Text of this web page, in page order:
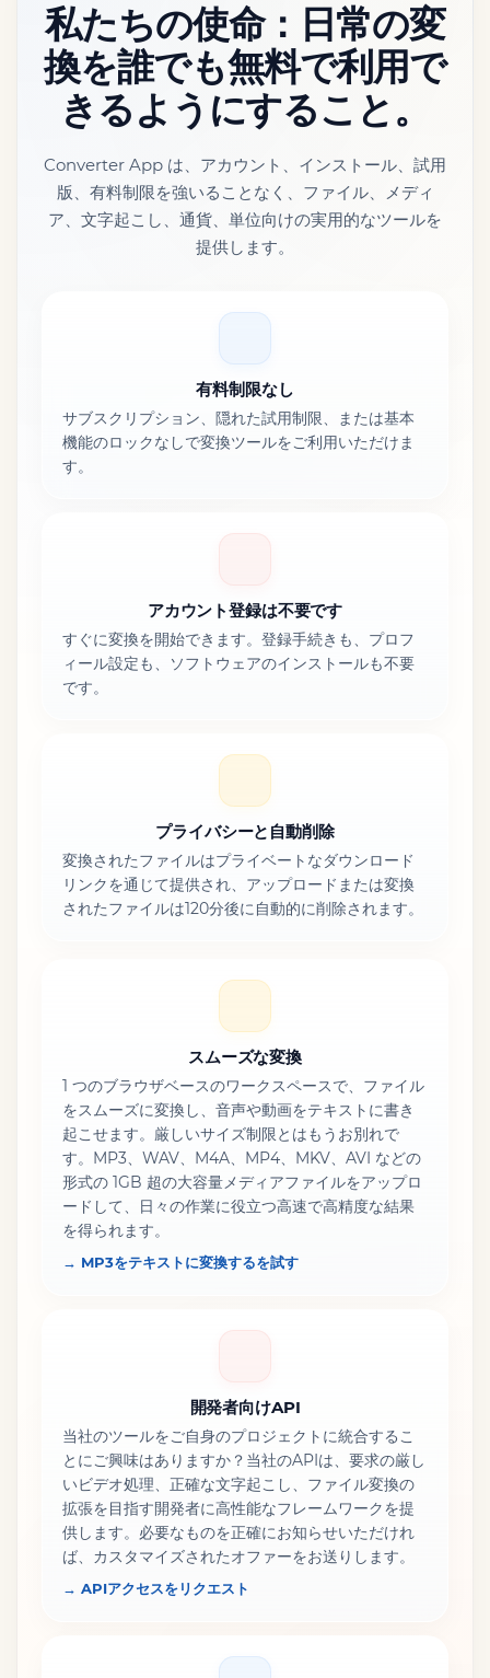
私たちの使命：日常の変
換を誰でも無料で利用で
きるようにすること。
Converter App は、アカウント、インストール、試用
版、有料制限を強いることなく、ファイル、メディ
ア、文字起こし、通貨、単位向けの実用的なツールを
提供します。
有料制限なし
サブスクリプション、隠れた試用制限、または基本
機能のロックなしで変換ツールをご利用いただけま
す。
アカウント登録は不要です
すぐに変換を開始できます。登録手続きも、プロフ
ィール設定も、ソフトウェアのインストールも不要
です。
プライバシーと自動削除
変換されたファイルはプライベートなダウンロード
リンクを通じて提供され、アップロードまたは変換
されたファイルは120分後に自動的に削除されます。
スムーズな変換
1 つのブラウザベースのワークスペースで、ファイル
をスムーズに変換し、音声や動画をテキストに書き
起こせます。厳しいサイズ制限とはもうお別れで
す。MP3、WAV、M4A、MP4、MKV、AVI などの
形式の 1GB 超の大容量メディアファイルをアップロ
ードして、日々の作業に役立つ高速で高精度な結果
を得られます。
→ MP3をテキストに変換するを試す
開発者向けAPI
当社のツールをご自身のプロジェクトに統合するこ
とにご興味はありますか？当社のAPIは、要求の厳し
いビデオ処理、正確な文字起こし、ファイル変換の
拡張を目指す開発者に高性能なフレームワークを提
供します。必要なものを正確にお知らせいただけれ
ば、カスタマイズされたオファーをお送りします。
→ APIアクセスをリクエスト